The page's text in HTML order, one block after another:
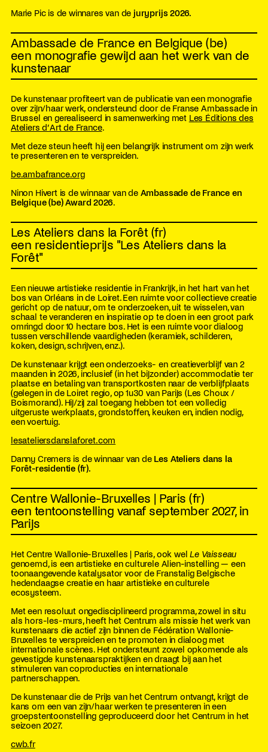
Marie Pic is de winnares van de juryprijs 2026.
Ambassade de France en Belgique (be)
een monografie gewijd aan het werk van de
kunstenaar
De kunstenaar profiteert van de publicatie van een monografie
over zijn/haar werk, ondersteund door de Franse Ambassade in
Brussel en gerealiseerd in samenwerking met Les Éditions des
Ateliers d’Art de France.
Met deze steun heeft hij een belangrijk instrument om zijn werk
te presenteren en te verspreiden.
be.ambafrance.org
Ninon Hivert is de winnaar van de Ambassade de France en
Belgique (be) Award 2026.
Les Ateliers dans la Forêt (fr)
een residentieprijs "Les Ateliers dans la
Forêt"
Een nieuwe artistieke residentie in Frankrijk, in het hart van het
bos van Orléans in de Loiret. Een ruimte voor collectieve creatie
gericht op de natuur, om te onderzoeken, uit te wisselen, van
schaal te veranderen en inspiratie op te doen in een groot park
omringd door 10 hectare bos. Het is een ruimte voor dialoog
tussen verschillende vaardigheden (keramiek, schilderen,
koken, design, schrijven, enz.).
De kunstenaar krijgt een onderzoeks- en creatieverblijf van 2
maanden in 2026, inclusief (in het bijzonder) accommodatie ter
plaatse en betaling van transportkosten naar de verblijfplaats
(gelegen in de Loiret regio, op 1u30 van Parijs (Les Choux /
Boismorand). Hij/zij zal toegang hebben tot een volledig
uitgeruste werkplaats, grondstoffen, keuken en, indien nodig,
een voertuig.
lesateliersdanslaforet.com
Danny Cremers is de winnaar van de Les Ateliers dans la
Forêt-residentie (fr).
Centre Wallonie-Bruxelles | Paris (fr)
een tentoonstelling vanaf september 2027, in
Parijs
Het Centre Wallonie-Bruxelles | Paris, ook welLe Vaisseau
genoemd, is een artistieke en culturele Alien-instelling — een
toonaangevende katalysator voor de Franstalig Belgische
hedendaagse creatie en haar artistieke en culturele
ecosysteem.
Met een resoluut ongedisciplineerd programma, zowel in situ
als hors-les-murs, heeft het Centrum als missie het werk van
kunstenaars die actief zijn binnen de Fédération Wallonie-
Bruxelles te verspreiden en te promoten in dialoog met
internationale scènes. Het ondersteunt zowel opkomende als
gevestigde kunstenaarspraktijken en draagt bij aan het
stimuleren van coproducties en internationale
partnerschappen.
De kunstenaar die de Prijs van het Centrum ontvangt, krijgt de
kans om een van zijn/haar werken te presenteren in een
groepstentoonstelling geproduceerd door het Centrum in het
seizoen 2027.
cwb.fr